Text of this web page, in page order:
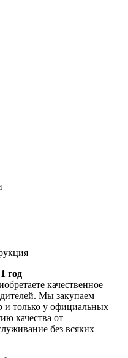
год
качественное
Мы закупаем
и только у официальных
качества от
без всяких